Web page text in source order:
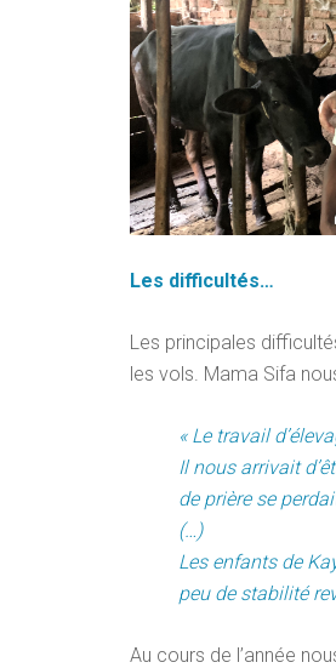
Les difficultés…
Les principales
les vols. Mama Sifa
« Le travail
Il nous arrivait
de prière se
(…)
Les enfants de
peu de stabilité
Au cours de l’année